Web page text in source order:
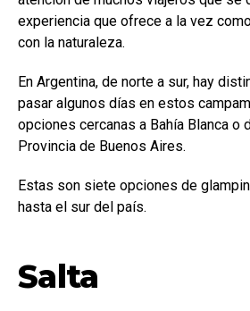
experiencia que ofrece a la vez
con la naturaleza.
En Argentina, de norte a sur, hay
pasar algunos días en estos
opciones cercanas a Bahía Blanca o
Provincia de Buenos Aires.
Estas son siete opciones de
hasta el sur del país.
Salta